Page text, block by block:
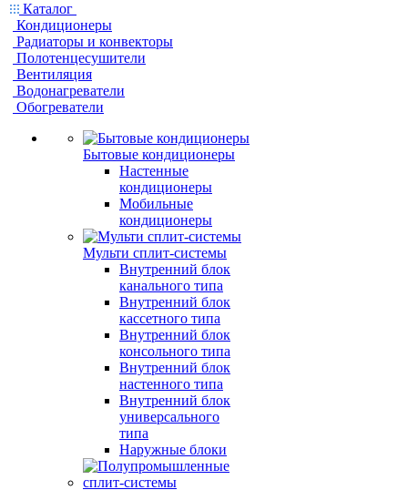
Каталог
Кондиционеры
Радиаторы и конвекторы
Полотенцесушители
Вентиляция
Водонагреватели
Обогреватели
Бытовые кондиционеры
Настенные
кондиционеры
Мобильные
кондиционеры
Мульти сплит-системы
Внутренний блок
канального типа
Внутренний блок
кассетного типа
Внутренний блок
консольного типа
Внутренний блок
настенного типа
Внутренний блок
универсального
типа
Наружные блоки